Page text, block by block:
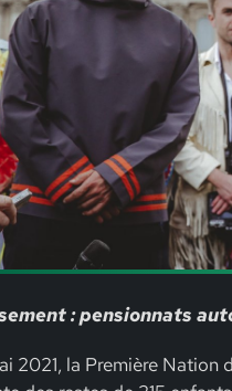
: pensionnats
2021, la Première Nation